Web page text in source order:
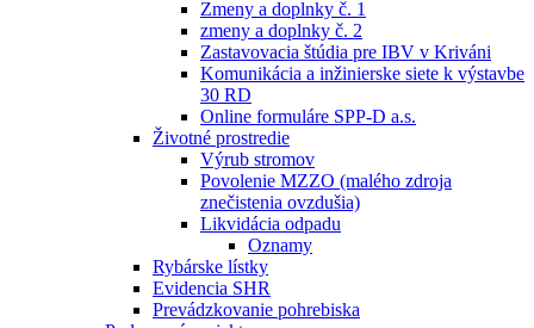
Zmeny a doplnky č. 1
zmeny a doplnky č. 2
Zastavovacia štúdia pre IBV v Kriváni
Komunikácia a inžinierske siete k výstavbe
30 RD
Online formuláre SPP-D a.s.
Životné prostredie
Výrub stromov
Povolenie MZZO (malého zdroja
znečistenia ovzdušia)
Likvidácia odpadu
Oznamy
Rybárske lístky
Evidencia SHR
Prevádzkovanie pohrebiska